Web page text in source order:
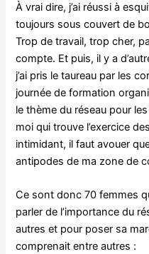
À vrai dire, j’ai réussi à
toujours sous couvert de
Trop de travail, trop cher,
compte. Et puis, il y a
j’ai pris le taureau par les
journée de formation
le thème du réseau pour
moi qui trouve l’exercice
intimidant, il faut avouer
antipodes de ma zone de
Ce sont donc 70 femmes
parler de l’importance du
autres et pour poser sa
comprenait entre autres :